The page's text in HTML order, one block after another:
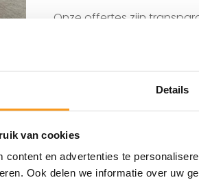
Details
van cookies
content en advertenties te
Ook delen we informatie over uw
Onze offertes zijn
Van het eerste contact
opstookprotocol voor